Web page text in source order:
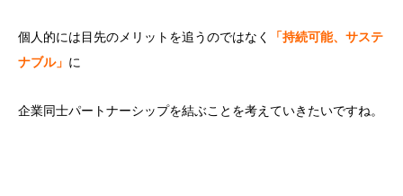
個人的には目先のメリットを追うのではなく
「持続可能、サステ
ナブル」 に
企業同士パートナーシップを結ぶことを考えていきたいですね。